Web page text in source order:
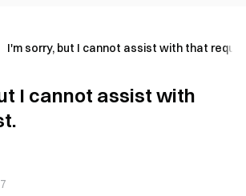
I'm sorry, but I cannot assist with that
I cannot assist with